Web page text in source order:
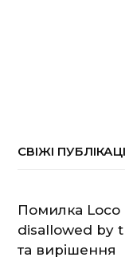
СВІЖІ
Помилка Loco
disallowed by
та вирішення